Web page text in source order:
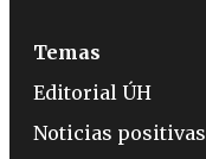
Temas
Editorial ÚH
Noticias positivas